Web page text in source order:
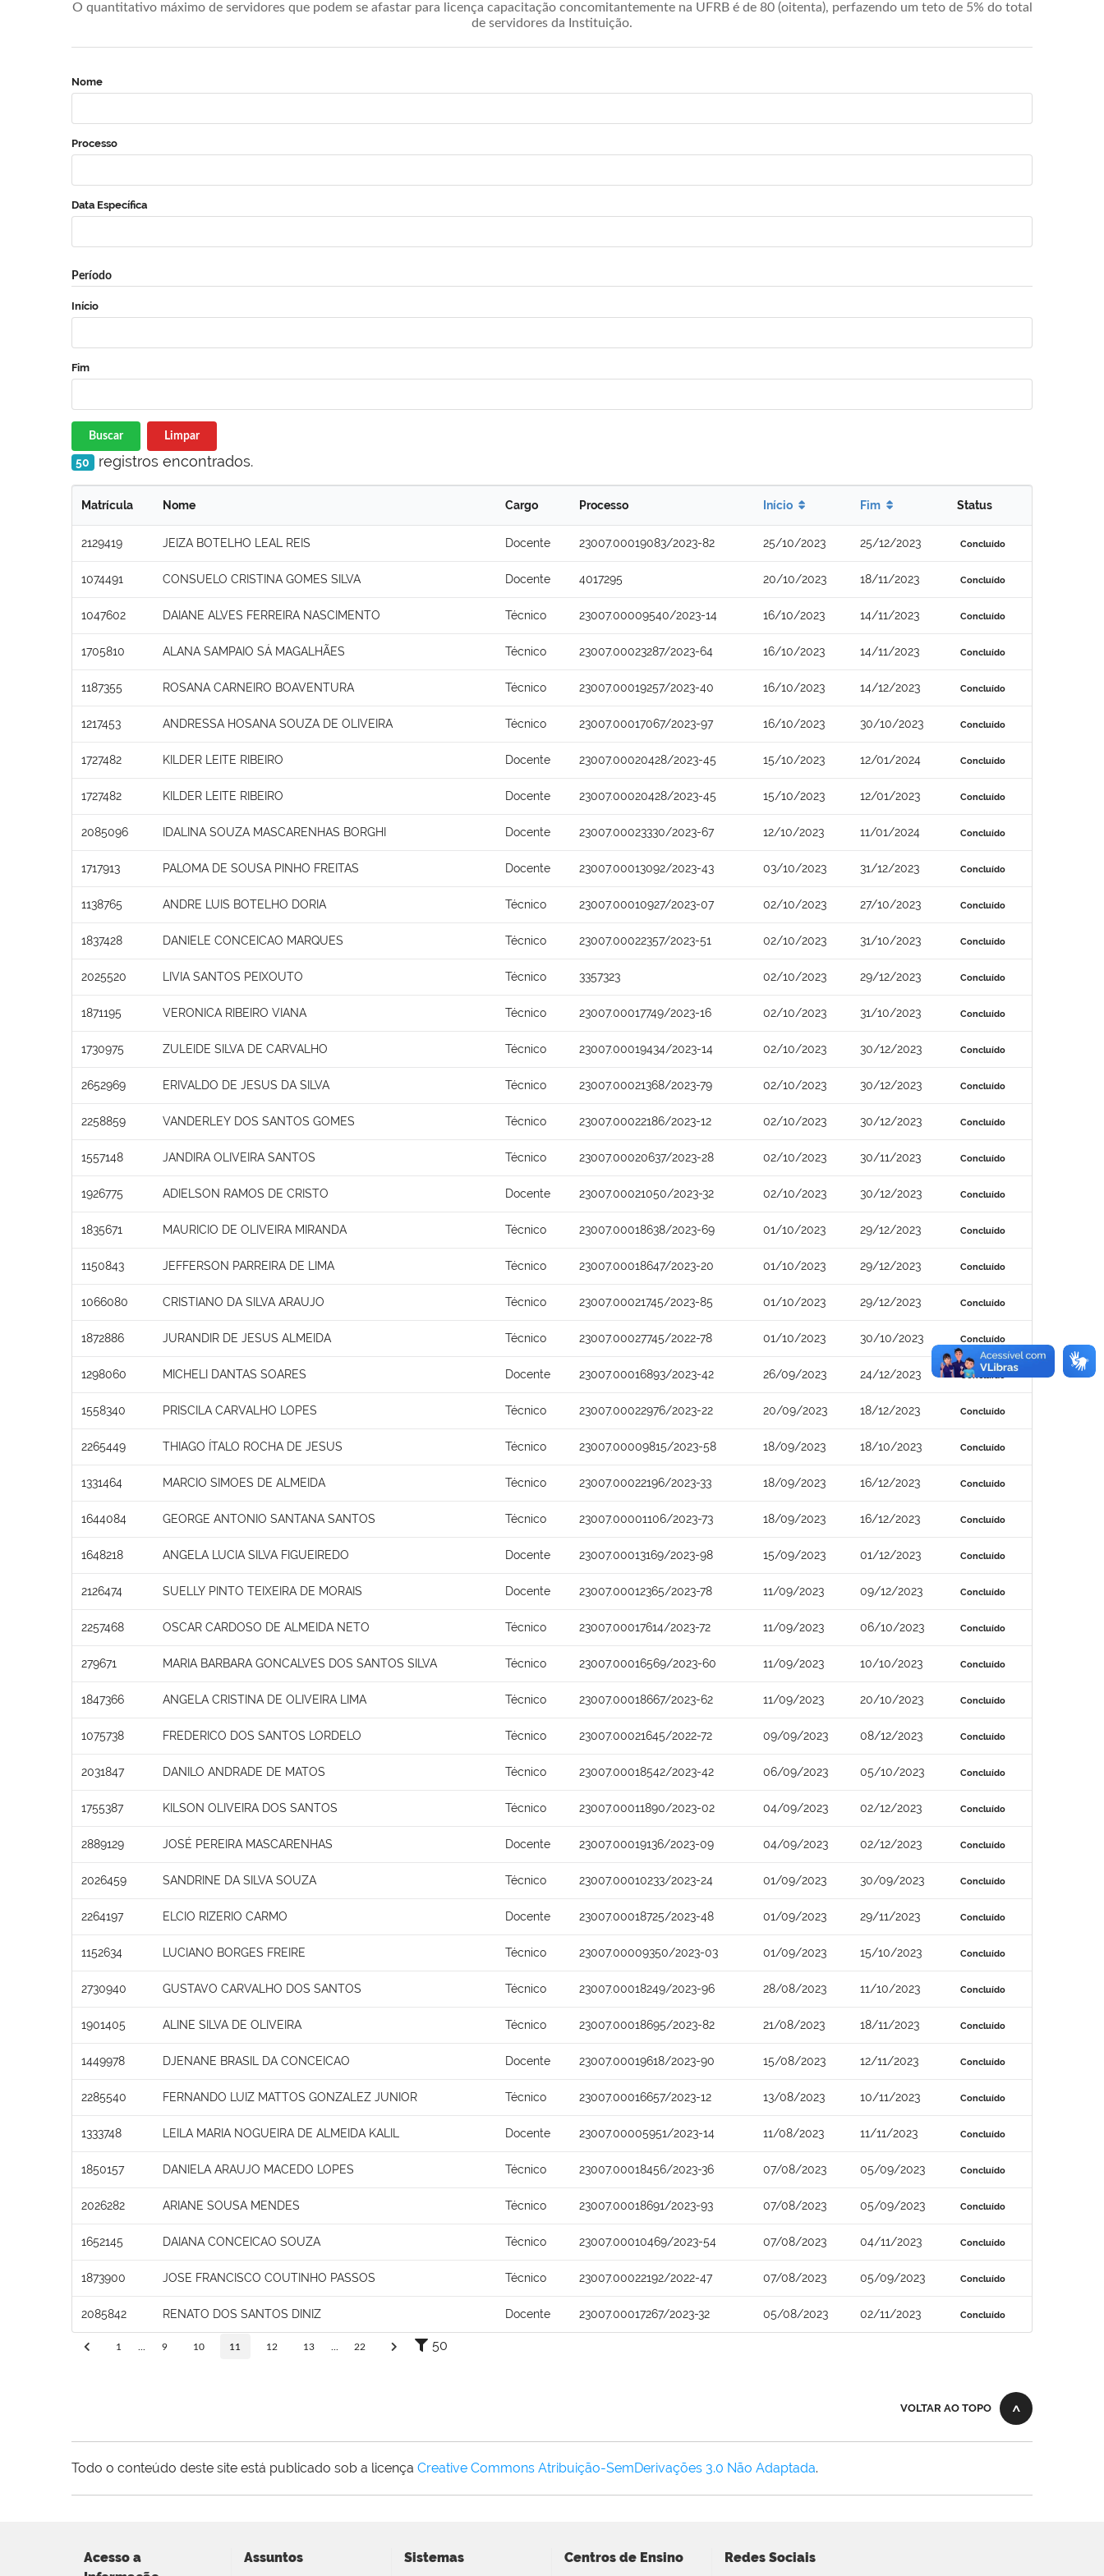
O quantitativo máximo de servidores que podem se afastar para licença capacitação concomitantemente na UFRB é de 80 (oitenta), perfazendo um teto de 5% do total
de servidores da Instituição.
Nome
Processo
Data Específica
Período
Início
Fim
Buscar Limpar
50 registros encontrados.
Matrícula Nome Cargo Processo Início Fim Status
2129419 JEIZA BOTELHO LEAL REIS Docente 23007.00019083/2023-82 25/10/2023 25/12/2023 Concluído
1074491 CONSUELO CRISTINA GOMES SILVA Docente 4017295 20/10/2023 18/11/2023 Concluído
1047602 DAIANE ALVES FERREIRA NASCIMENTO Técnico 23007.00009540/2023-14 16/10/2023 14/11/2023 Concluído
1705810 ALANA SAMPAIO SÁ MAGALHÃES Técnico 23007.00023287/2023-64 16/10/2023 14/11/2023 Concluído
1187355 ROSANA CARNEIRO BOAVENTURA Técnico 23007.00019257/2023-40 16/10/2023 14/12/2023 Concluído
1217453 ANDRESSA HOSANA SOUZA DE OLIVEIRA Técnico 23007.00017067/2023-97 16/10/2023 30/10/2023 Concluído
1727482 KILDER LEITE RIBEIRO Docente 23007.00020428/2023-45 15/10/2023 12/01/2024 Concluído
1727482 KILDER LEITE RIBEIRO Docente 23007.00020428/2023-45 15/10/2023 12/01/2023 Concluído
2085096 IDALINA SOUZA MASCARENHAS BORGHI Docente 23007.00023330/2023-67 12/10/2023 11/01/2024 Concluído
1717913 PALOMA DE SOUSA PINHO FREITAS Docente 23007.00013092/2023-43 03/10/2023 31/12/2023 Concluído
1138765 ANDRE LUIS BOTELHO DORIA Técnico 23007.00010927/2023-07 02/10/2023 27/10/2023 Concluído
1837428 DANIELE CONCEICAO MARQUES Técnico 23007.00022357/2023-51 02/10/2023 31/10/2023 Concluído
2025520 LIVIA SANTOS PEIXOUTO Técnico 3357323 02/10/2023 29/12/2023 Concluído
1871195 VERONICA RIBEIRO VIANA Técnico 23007.00017749/2023-16 02/10/2023 31/10/2023 Concluído
1730975 ZULEIDE SILVA DE CARVALHO Técnico 23007.00019434/2023-14 02/10/2023 30/12/2023 Concluído
2652969 ERIVALDO DE JESUS DA SILVA Técnico 23007.00021368/2023-79 02/10/2023 30/12/2023 Concluído
2258859 VANDERLEY DOS SANTOS GOMES Técnico 23007.00022186/2023-12 02/10/2023 30/12/2023 Concluído
1557148 JANDIRA OLIVEIRA SANTOS Técnico 23007.00020637/2023-28 02/10/2023 30/11/2023 Concluído
1926775 ADIELSON RAMOS DE CRISTO Docente 23007.00021050/2023-32 02/10/2023 30/12/2023 Concluído
1835671 MAURICIO DE OLIVEIRA MIRANDA Técnico 23007.00018638/2023-69 01/10/2023 29/12/2023 Concluído
1150843 JEFFERSON PARREIRA DE LIMA Técnico 23007.00018647/2023-20 01/10/2023 29/12/2023 Concluído
1066080 CRISTIANO DA SILVA ARAUJO Técnico 23007.00021745/2023-85 01/10/2023 29/12/2023 Concluído
1872886 JURANDIR DE JESUS ALMEIDA Técnico 23007.00027745/2022-78 01/10/2023 30/10/2023 Concluído
1298060 MICHELI DANTAS SOARES Docente 23007.00016893/2023-42 26/09/2023 24/12/2023 Concluído
1558340 PRISCILA CARVALHO LOPES Técnico 23007.00022976/2023-22 20/09/2023 18/12/2023 Concluído
2265449 THIAGO ÍTALO ROCHA DE JESUS Técnico 23007.00009815/2023-58 18/09/2023 18/10/2023 Concluído
1331464 MARCIO SIMOES DE ALMEIDA Técnico 23007.00022196/2023-33 18/09/2023 16/12/2023 Concluído
1644084 GEORGE ANTONIO SANTANA SANTOS Técnico 23007.00001106/2023-73 18/09/2023 16/12/2023 Concluído
1648218 ANGELA LUCIA SILVA FIGUEIREDO Docente 23007.00013169/2023-98 15/09/2023 01/12/2023 Concluído
2126474 SUELLY PINTO TEIXEIRA DE MORAIS Docente 23007.00012365/2023-78 11/09/2023 09/12/2023 Concluído
2257468 OSCAR CARDOSO DE ALMEIDA NETO Técnico 23007.00017614/2023-72 11/09/2023 06/10/2023 Concluído
279671 MARIA BARBARA GONCALVES DOS SANTOS SILVA Técnico 23007.00016569/2023-60 11/09/2023 10/10/2023 Concluído
1847366 ANGELA CRISTINA DE OLIVEIRA LIMA Técnico 23007.00018667/2023-62 11/09/2023 20/10/2023 Concluído
1075738 FREDERICO DOS SANTOS LORDELO Técnico 23007.00021645/2022-72 09/09/2023 08/12/2023 Concluído
2031847 DANILO ANDRADE DE MATOS Técnico 23007.00018542/2023-42 06/09/2023 05/10/2023 Concluído
1755387 KILSON OLIVEIRA DOS SANTOS Técnico 23007.00011890/2023-02 04/09/2023 02/12/2023 Concluído
2889129 JOSÉ PEREIRA MASCARENHAS Docente 23007.00019136/2023-09 04/09/2023 02/12/2023 Concluído
2026459 SANDRINE DA SILVA SOUZA Técnico 23007.00010233/2023-24 01/09/2023 30/09/2023 Concluído
2264197 ELCIO RIZERIO CARMO Docente 23007.00018725/2023-48 01/09/2023 29/11/2023 Concluído
1152634 LUCIANO BORGES FREIRE Técnico 23007.00009350/2023-03 01/09/2023 15/10/2023 Concluído
2730940 GUSTAVO CARVALHO DOS SANTOS Técnico 23007.00018249/2023-96 28/08/2023 11/10/2023 Concluído
1901405 ALINE SILVA DE OLIVEIRA Técnico 23007.00018695/2023-82 21/08/2023 18/11/2023 Concluído
1449978 DJENANE BRASIL DA CONCEICAO Docente 23007.00019618/2023-90 15/08/2023 12/11/2023 Concluído
2285540 FERNANDO LUIZ MATTOS GONZALEZ JUNIOR Técnico 23007.00016657/2023-12 13/08/2023 10/11/2023 Concluído
1333748 LEILA MARIA NOGUEIRA DE ALMEIDA KALIL Docente 23007.00005951/2023-14 11/08/2023 11/11/2023 Concluído
1850157 DANIELA ARAUJO MACEDO LOPES Técnico 23007.00018456/2023-36 07/08/2023 05/09/2023 Concluído
2026282 ARIANE SOUSA MENDES Técnico 23007.00018691/2023-93 07/08/2023 05/09/2023 Concluído
1652145 DAIANA CONCEICAO SOUZA Técnico 23007.00010469/2023-54 07/08/2023 04/11/2023 Concluído
1873900 JOSE FRANCISCO COUTINHO PASSOS Técnico 23007.00022192/2022-47 07/08/2023 05/09/2023 Concluído
2085842 RENATO DOS SANTOS DINIZ Docente 23007.00017267/2023-32 05/08/2023 02/11/2023 Concluído
1 9 10 11 12 13 22 50
VOLTAR AO TOPO
Todo o conteúdo deste site está publicado sob a licença Creative Commons Atribuição-SemDerivações 3.0 Não Adaptada.
Acesso a
Assuntos Sistemas Centros de Ensino Redes Sociais